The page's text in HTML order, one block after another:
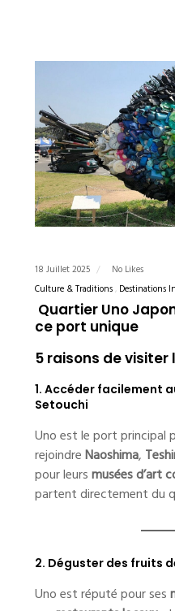
18 Juillet 2025
No Likes
Culture & Traditions Destinations
Quartier Uno
ce port unique
5 raisons de
1. Accéder facilement
Setouchi
Uno est le port principal
rejoindreNaoshima,
pour leursmusées d’art
partent directement du
2. Déguster des fruits
Uno est réputé pour ses